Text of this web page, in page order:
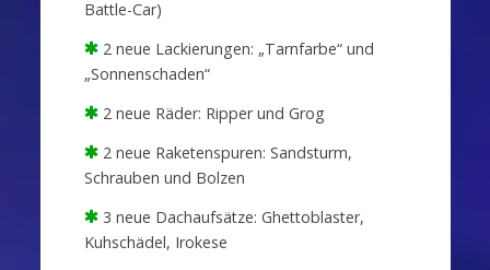
Battle-Car)
2 neue Lackierungen: „Tarnfarbe“ und
„Sonnenschaden“
2 neue Räder: Ripper und Grog
2 neue Raketenspuren: Sandsturm,
Schrauben und Bolzen
3 neue Dachaufsätze: Ghettoblaster,
Kuhschädel, Irokese